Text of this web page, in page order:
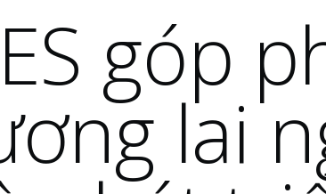
góp
lai